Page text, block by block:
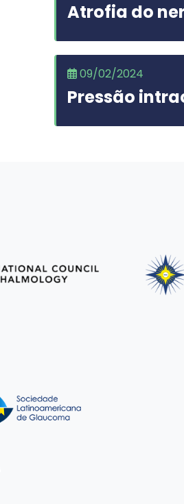
Atrofia do
09/02/2024
Pressão